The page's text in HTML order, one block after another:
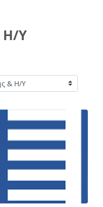
Η/Υ